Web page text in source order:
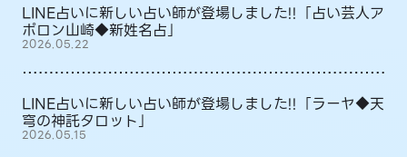
LINE占いに新しい占い師が登場しました!!「占い芸人ア
ポロン山崎◆新姓名占」
2026.05.22
LINE占いに新しい占い師が登場しました!!「ラーヤ◆天
穹の神託タロット」
2026.05.15